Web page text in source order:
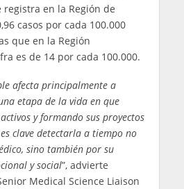
registra en la Región de
casos por cada 100.000
que en la Región
es de 14 por cada 100.000.
afecta principalmente a
etapa de la vida en que
y formando sus proyectos
clave detectarla a tiempo no
sino también por su
y social”, advierte
Medical Science Liaison